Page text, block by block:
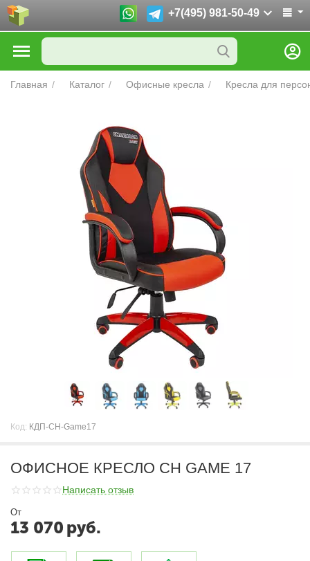
+7(495) 981-50-49
Главная / Каталог / Офисные кресла / Кресла для
Код: КДП-CH-Game17
ОФИСНОЕ КРЕСЛО CH GAME 17
Написать отзыв
От
13 070 руб.